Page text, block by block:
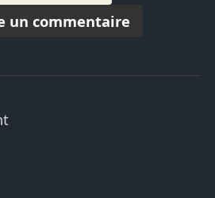
un commentaire